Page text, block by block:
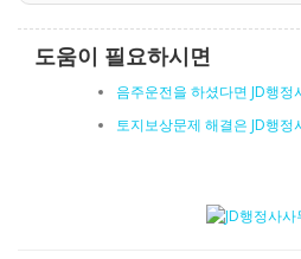
도움이 필요하시면
음주운전을 하셨다면 JD행
토지보상문제 해결은 JD행